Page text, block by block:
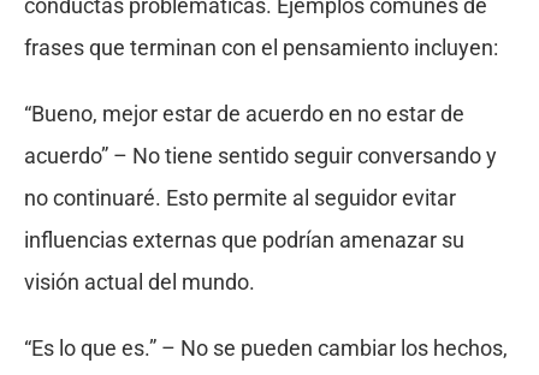
conductas problemáticas. Ejemplos comunes de
frases que terminan con el pensamiento incluyen:
“Bueno, mejor estar de acuerdo en no estar de
acuerdo” – No tiene sentido seguir conversando y
no continuaré. Esto permite al seguidor evitar
influencias externas que podrían amenazar su
visión actual del mundo.
“Es lo que es.” – No se pueden cambiar los hechos,